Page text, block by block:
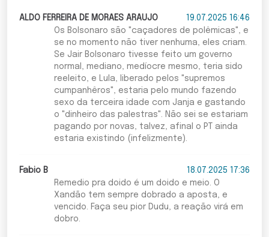
ALDO FERREIRA DE MORAES ARAUJO
19.07.2025 16:46
Os Bolsonaro são "caçadores de polêmicas", e
se no momento não tiver nenhuma, eles criam.
Se Jair Bolsonaro tivesse feito um governo
normal, mediano, medíocre mesmo, teria sido
reeleito, e Lula, liberado pelos "supremos
cumpanhêros", estaria pelo mundo fazendo
sexo da terceira idade com Janja e gastando
o "dinheiro das palestras". Não sei se estariam
pagando por novas, talvez, afinal o PT ainda
estaria existindo (infelizmente).
Fabio B
18.07.2025 17:36
Remedio pra doido é um doido e meio. O
Xandão tem sempre dobrado a aposta, e
vencido. Faça seu pior Dudu, a reação virá em
dobro.